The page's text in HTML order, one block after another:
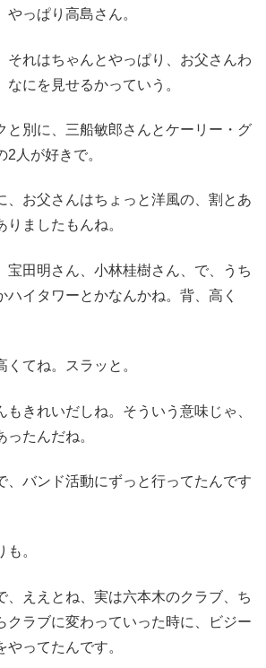
やっぱり高島さん。
それはちゃんとやっぱり、お父さんわ
にを見せるかっていう。
と別に、三船敏郎さんとケーリー・グ
人が好きで。
、お父さんはちょっと洋風の、割とあ
ましたもんね。
宝田明さん、小林桂樹さん、で、うち
ハイタワーとかなんかね。背、高く
くてね。スラッと。
もきれいだしね。そういう意味じゃ、
たんだね。
、バンド活動にずっと行ってたんです
も。
、ええとね、実は六本木のクラブ、ち
クラブに変わっていった時に、ビジー
ってたんです。